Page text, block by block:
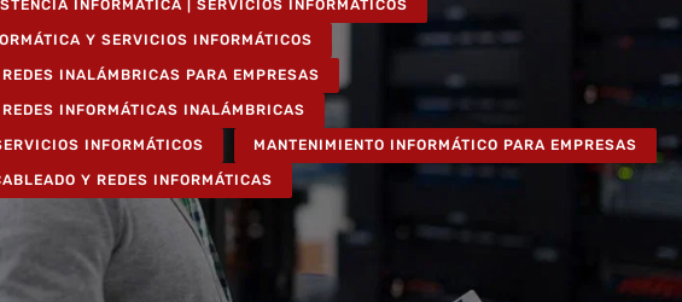
INFORMÁTICA | SERVICIOS INFORMÁTICOS
Y SERVICIOS INFORMÁTICOS
INALÁMBRICAS PARA EMPRESAS
INFORMÁTICAS INALÁMBRICAS
INFORMÁTICOS MANTENIMIENTO INFORMÁTICO PARA EMPRESAS
Y REDES INFORMÁTICAS